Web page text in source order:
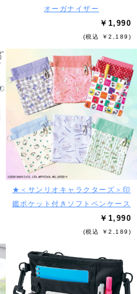
オーガナイザー
￥1,990
(税込 ￥2,189)
★＜サンリオキャラクターズ＞印
鑑ポケット付きソフトペンケース
￥1,990
(税込 ￥2,189)